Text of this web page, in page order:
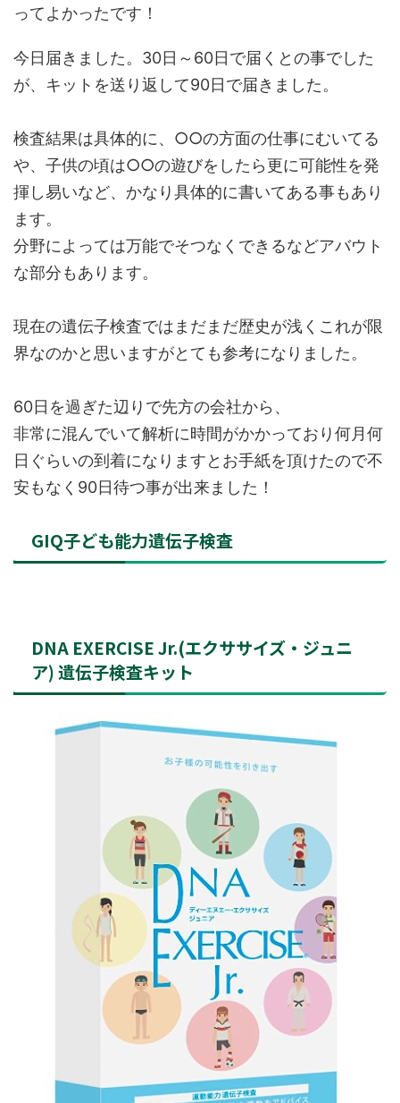
ってよかったです！
今日届きました。30日～60日で届くとの事でした
が、キットを送り返して90日で届きました。
検査結果は具体的に、○○の方面の仕事にむいてる
や、子供の頃は○○の遊びをしたら更に可能性を発
揮し易いなど、かなり具体的に書いてある事もあり
ます。
分野によっては万能でそつなくできるなどアバウト
な部分もあります。
現在の遺伝子検査ではまだまだ歴史が浅くこれが限
界なのかと思いますがとても参考になりました。
60日を過ぎた辺りで先方の会社から、
非常に混んでいて解析に時間がかかっており何月何
日ぐらいの到着になりますとお手紙を頂けたので不
安もなく90日待つ事が出来ました！
GIQ子ども能力遺伝子検査
DNA EXERCISE Jr.(エクササイズ・ジュニ
ア) 遺伝子検査キット